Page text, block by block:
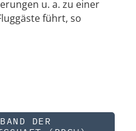
u. a. zu einer
führt, so
DER